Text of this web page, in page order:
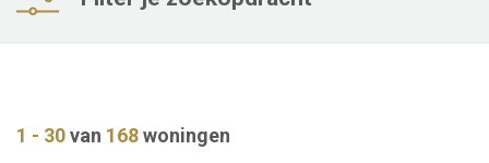
1 - 30van 168woningen